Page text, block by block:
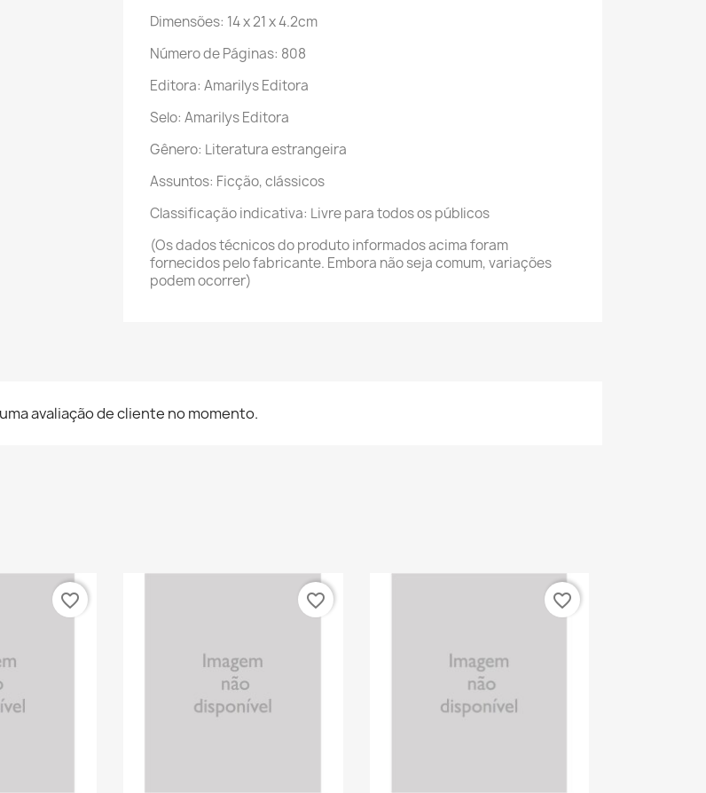
Dimensões: 14 x 21 x 4.2cm
Número de Páginas: 808
Editora: Amarilys Editora
Selo: Amarilys Editora
Gênero: Literatura estrangeira
Assuntos: Ficção, clássicos
Classificação indicativa: Livre para todos os públicos
(Os dados técnicos do produto informados acima foram
fornecidos pelo fabricante. Embora não seja comum, variações
podem ocorrer)
avaliação de cliente no momento.
favorite_border favorite_border favorite_border